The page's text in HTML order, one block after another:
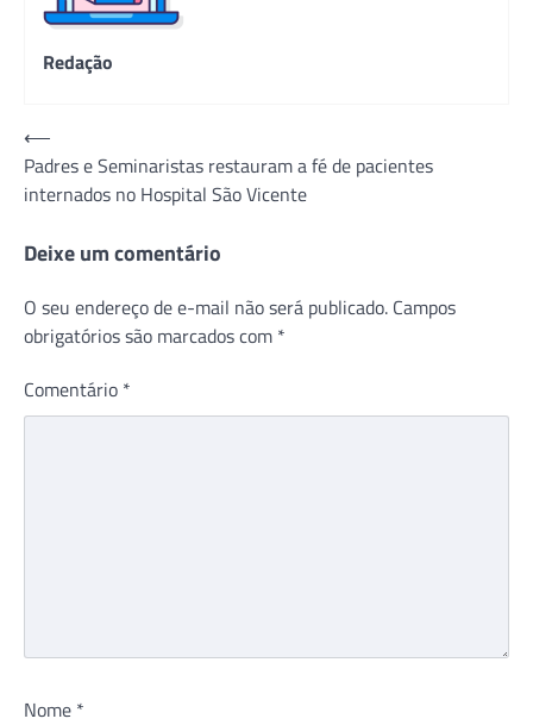
Redação
Navegação
de
Post
⟵
Padres e Seminaristas restauram a fé de pacientes
internados no Hospital São Vicente
Deixe um comentário
O seu endereço de e-mail não será publicado. Campos
obrigatórios são marcados com *
Comentário *
Nome *